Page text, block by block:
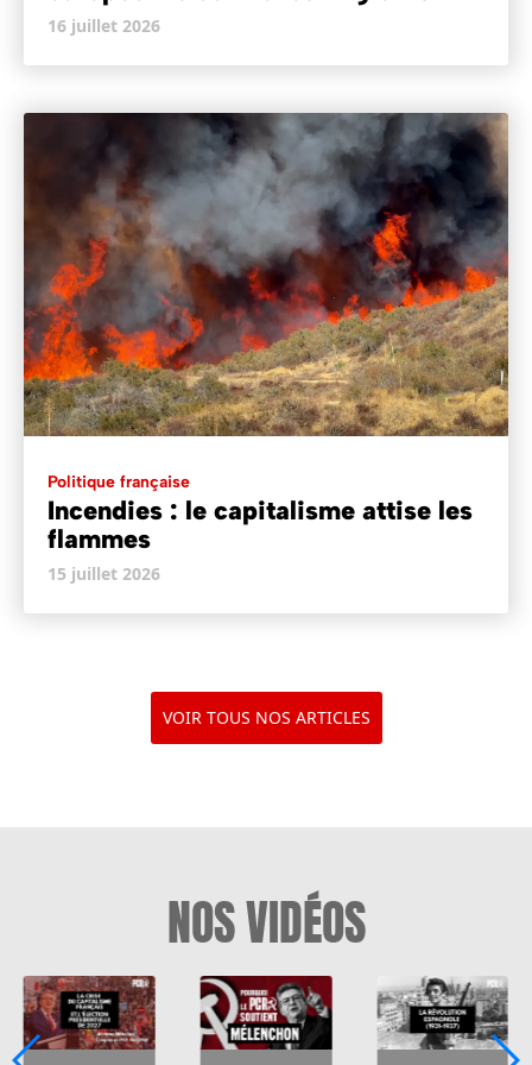
16 juillet 2026
Politique française
Incendies : le capitalisme attise les
flammes
15 juillet 2026
VOIR TOUS NOS ARTICLES
NOS VIDÉOS